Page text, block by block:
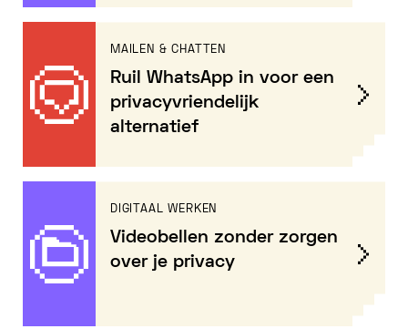
MAILEN & CHATTEN
Ruil WhatsApp in voor een
privacyvriendelijk
alternatief
DIGITAAL WERKEN
Videobellen zonder zorgen
over je privacy